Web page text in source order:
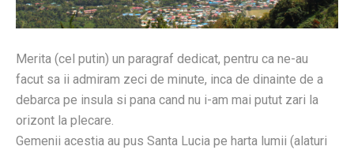
Merita (cel putin) un paragraf dedicat, pentru ca ne-au
facut sa ii admiram zeci de minute, inca de dinainte de a
debarca pe insula si pana cand nu i-am mai putut zari la
orizont la plecare.
Gemenii acestia au pus Santa Lucia pe harta lumii (alaturi